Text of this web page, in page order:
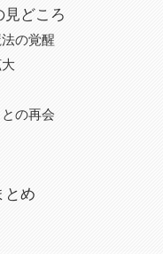
見どころ
の覚醒
の再会
とめ